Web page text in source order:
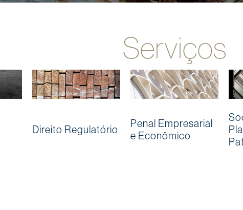
Serviços
Direito Regulatório
Penal Empresarial
e Econômico